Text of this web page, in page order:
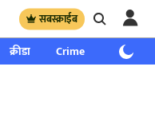
सबस्क्राईब
क्रीडा Crime साप्ताहिक